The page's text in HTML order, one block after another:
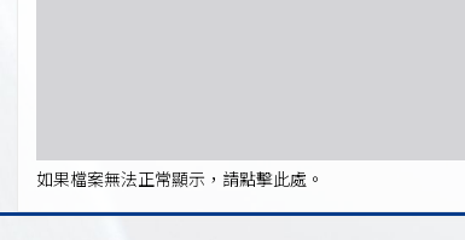
如果檔案無法正常顯示，請點擊此處。